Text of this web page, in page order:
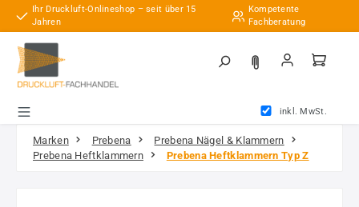
Zum Hauptinhalt springen
Ihr Druckluft-Onlineshop – seit über 15
Jahren
Kompetente
Fachberatung
inkl. MwSt.
Marken Prebena
Prebena Nägel & Klammern
Prebena Heftklammern
Prebena Heftklammern Typ Z